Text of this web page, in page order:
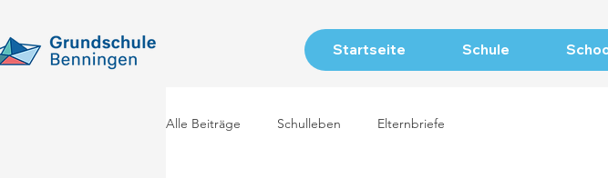
Startseite Schule
Alle Beiträge Schulleben Elternbriefe